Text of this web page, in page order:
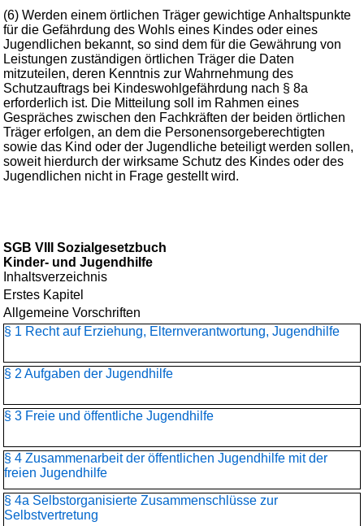
(6) Werden einem örtlichen Träger gewichtige Anhaltspunkte
für die Gefährdung des Wohls eines Kindes oder eines
Jugendlichen bekannt, so sind dem für die Gewährung von
Leistungen zuständigen örtlichen Träger die Daten
mitzuteilen, deren Kenntnis zur Wahrnehmung des
Schutzauftrags bei Kindeswohlgefährdung nach § 8a
erforderlich ist. Die Mitteilung soll im Rahmen eines
Gespräches zwischen den Fachkräften der beiden örtlichen
Träger erfolgen, an dem die Personensorgeberechtigten
sowie das Kind oder der Jugendliche beteiligt werden sollen,
soweit hierdurch der wirksame Schutz des Kindes oder des
Jugendlichen nicht in Frage gestellt wird.
SGB VIII Sozialgesetzbuch
Kinder- und Jugendhilfe
Inhaltsverzeichnis
Erstes Kapitel
Allgemeine Vorschriften
§ 1 Recht auf Erziehung, Elternverantwortung, Jugendhilfe
§ 2 Aufgaben der Jugendhilfe
§ 3 Freie und öffentliche Jugendhilfe
§ 4 Zusammenarbeit der öffentlichen Jugendhilfe mit der
freien Jugendhilfe
§ 4a Selbstorganisierte Zusammenschlüsse zur
Selbstvertretung